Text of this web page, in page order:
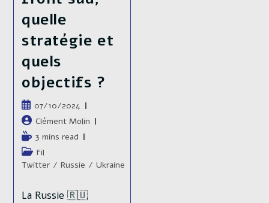
quelle
stratégie et
quels
objectifs ?
Publication
publiée :
07/10/2024
Auteur/autrice
de
la
publication :
Clément Molin
Temps
de
lecture :
3 mins read
Post
category:
Fil
Twitter / Russie / Ukraine
La Russie 🇷🇺